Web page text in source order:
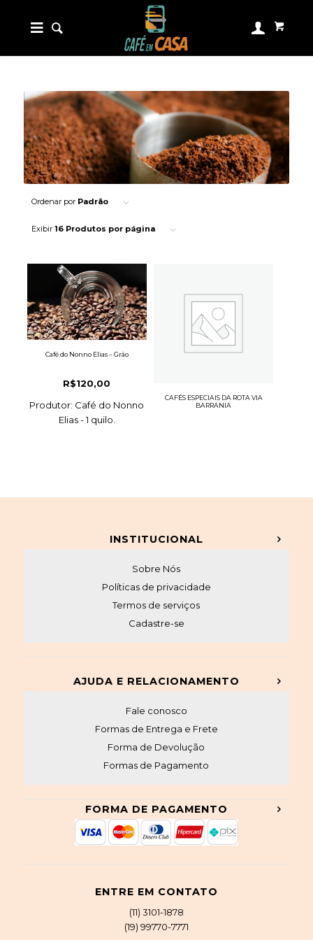
Ordenar por Padrão
Exibir 16 Produtos por página
Café do Nonno Elias – Grão
R$120,00
Produtor: Café do Nonno
Elias - 1 quilo.
CAFÉS ESPECIAIS DA ROTA VIA
BARRANIA
INSTITUCIONAL
Sobre Nós
Políticas de privacidade
Termos de serviços
Cadastre-se
AJUDA E RELACIONAMENTO
Fale conosco
Formas de Entrega e Frete
Forma de Devolução
Formas de Pagamento
FORMA DE PAGAMENTO
ENTRE EM CONTATO
(11) 3101-1878
(19) 99770-7771